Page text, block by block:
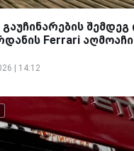
გაუჩინარების
Ferrari
| 14:12